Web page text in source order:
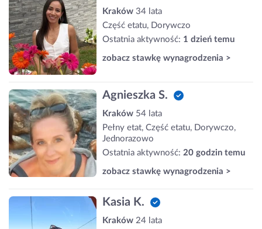
Kraków 34 lata
Część etatu, Dorywczo
Ostatnia aktywność: 1 dzień temu
zobacz stawkę wynagrodzenia >
Agnieszka S.
Kraków 54 lata
Pełny etat, Część etatu, Dorywczo,
Jednorazowo
Ostatnia aktywność: 20 godzin temu
zobacz stawkę wynagrodzenia >
Kasia K.
Kraków 24 lata